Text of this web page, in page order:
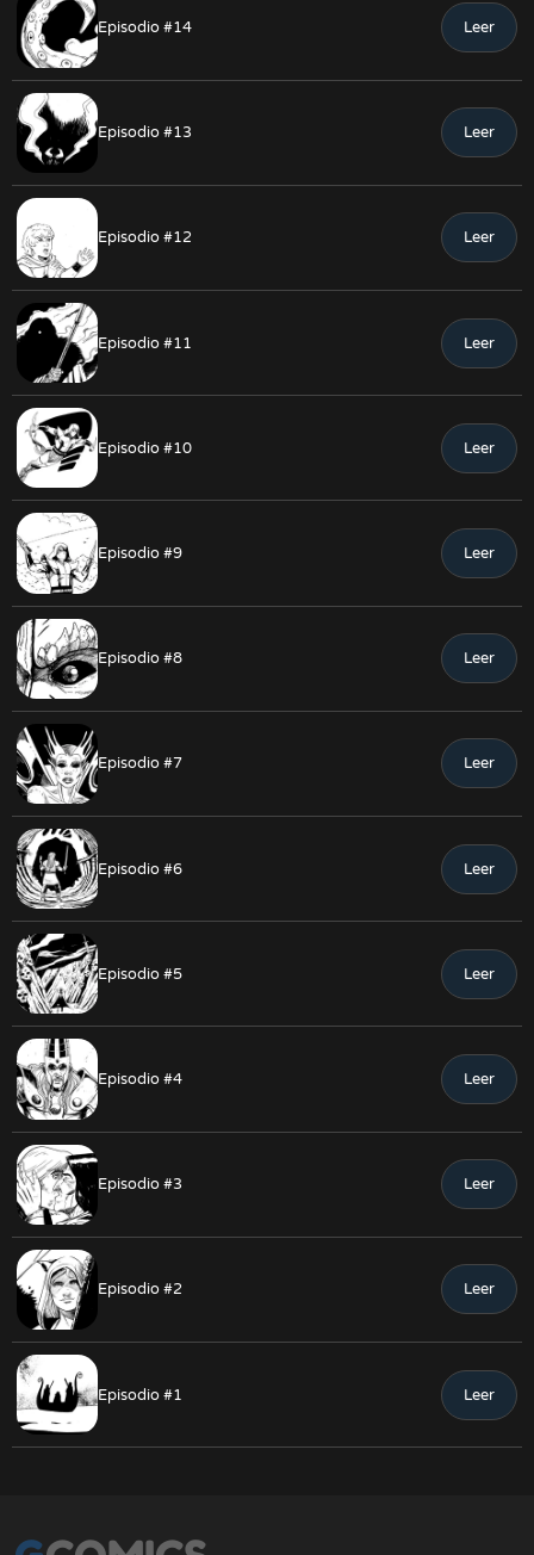
Episodio #14 Leer
Episodio #13 Leer
Episodio #12 Leer
Episodio #11 Leer
Episodio #10 Leer
Episodio #9 Leer
Episodio #8 Leer
Episodio #7 Leer
Episodio #6 Leer
Episodio #5 Leer
Episodio #4 Leer
Episodio #3 Leer
Episodio #2 Leer
Episodio #1 Leer